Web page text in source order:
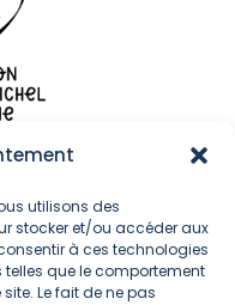
utilisons des
stocker et/ou accéder aux
à ces technologies
que le comportement
Le fait de ne pas